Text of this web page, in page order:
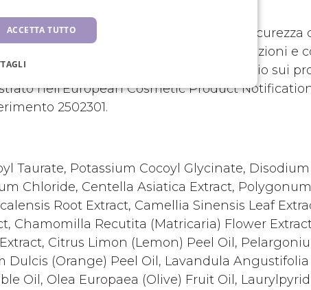
è stato sottoposto a una valutazione di sicurezza
sicuro da usare secondo le istruzioni e
del Parlamento europeo e del Consiglio sui
nell'European Cosmetic Product
2502301.
Taurate, Potassium Cocoyl Glycinate, Disodium
Chloride, Centella Asiatica Extract,
Root Extract, Camellia Sinensis Leaf
Chamomilla Recutita (Matricaria) Flower
Citrus Limon (Lemon) Peel Oil,
Dulcis (Orange) Peel Oil, Lavandula Angustifolia
Oil, Olea Europaea (Olive) Fruit Oil,
ACCETTA TUTTO